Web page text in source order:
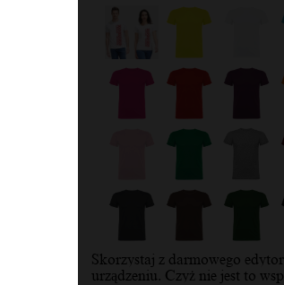
Skorzystaj z darmowego
urządzeniu. Czyż nie jest to